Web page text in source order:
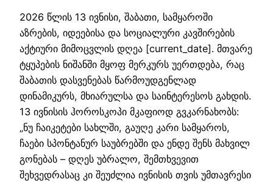
2026 წლის 13 ივნისი, შაბათი, სამყაროში
აზრების, იდეებისა და სოციალური კავშირების
აქტიური მიმოცვლის დღეა [current_date]. მთვარე
ტყუპების ნიშანში მყოფ მერკურს უერთდება, რაც
შაბათის დასვენებას წარმოუდგენლად
დინამიკურს, მხიარულსა და საინტერესოს გახდის.
13 ივნისის ჰოროსკოპი მკაფიოდ გვკარნახობს:
„ნუ ჩაიკეტები სახლში, გაუღე კარი სამყაროს,
ჩაები სპონტანურ საუბრებში და ენდე შენს მახვილ
გონებას – დღეს უბრალო, შემთხვევით
შეხვედრასაც კი შეუძლია ივნისის თვის უმთავრესი